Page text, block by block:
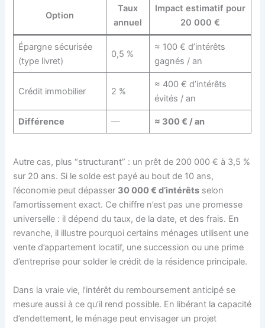
Option
Taux
annuel
Impact estimatif pour
20 000 €
Épargne sécurisée
(type livret)
0,5 %
≈ 100 € d’intérêts
gagnés / an
Crédit immobilier 2 %
≈ 400 € d’intérêts
évités / an
Différence — ≈ 300 € / an
Autre cas, plus “structurant” : un prêt de 200 000 € à 3,5 %
sur 20 ans. Si le solde est payé au bout de 10 ans,
l’économie peut dépasser 30 000 € d’intérêts selon
l’amortissement exact. Ce chiffre n’est pas une promesse
universelle : il dépend du taux, de la date, et des frais. En
revanche, il illustre pourquoi certains ménages utilisent une
vente d’appartement locatif, une succession ou une prime
d’entreprise pour solder le crédit de la résidence principale.
Dans la vraie vie, l’intérêt du remboursement anticipé se
mesure aussi à ce qu’il rend possible. En libérant la capacité
d’endettement, le ménage peut envisager un projet